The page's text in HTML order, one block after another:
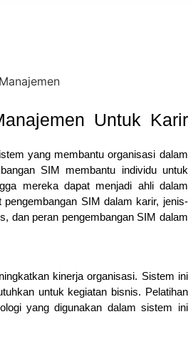
Untuk Karir
yang membantu organisasi dalam
SIM membantu individu untuk
mereka dapat menjadi ahli dalam
SIM dalam karir, jenis-
dan peran pengembangan SIM dalam
kinerja organisasi. Sistem ini
untuk kegiatan bisnis. Pelatihan
yang digunakan dalam sistem ini